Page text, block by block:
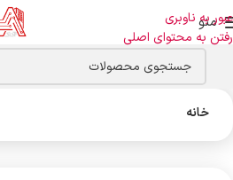
عبور به ناوبری
رفتن به محتوای اصلی
منو
خانه